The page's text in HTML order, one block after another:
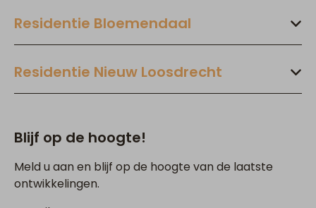
Residentie Bloemendaal
Residentie Nieuw Loosdrecht
Blijf op de hoogte!
Meld u aan en blijf op de hoogte van de laatste
ontwikkelingen.